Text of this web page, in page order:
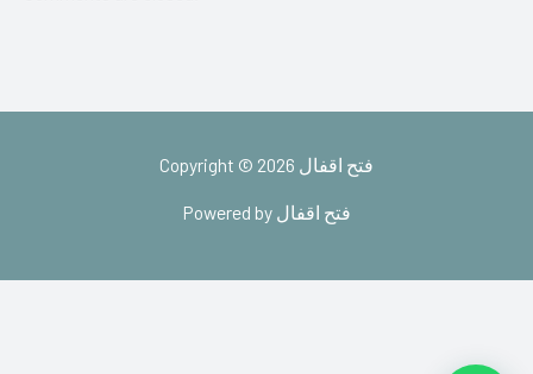
Copyright © 2026 فتح اقفال
Powered by فتح اقفال